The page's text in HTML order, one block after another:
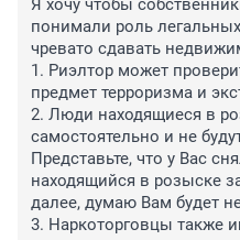
Я хочу чтобы
понимали роль
чревато сдавать
1. Риэлтор может
предмет терроризма и
2. Люди находящиеся в
самостоятельно и не
Представьте, что у Вас
находящийся в розыске
далее, думаю Вам будет
3. Наркоторговцы также